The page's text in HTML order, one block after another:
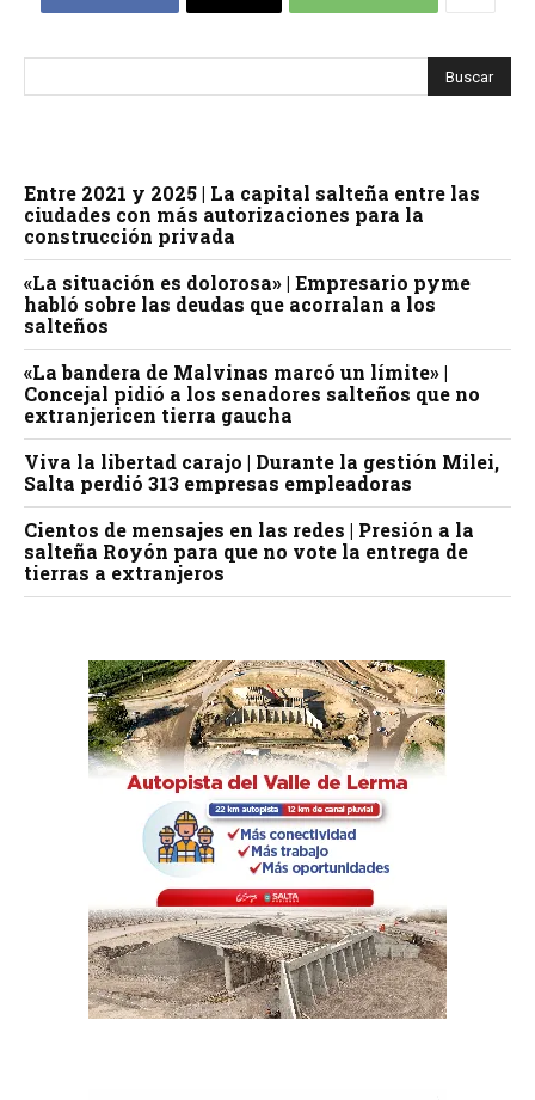
Entre 2021 y 2025 | La capital salteña entre las
ciudades con más autorizaciones para la
construcción privada
«La situación es dolorosa» | Empresario pyme
habló sobre las deudas que acorralan a los
salteños
«La bandera de Malvinas marcó un límite» |
Concejal pidió a los senadores salteños que no
extranjericen tierra gaucha
Viva la libertad carajo | Durante la gestión Milei,
Salta perdió 313 empresas empleadoras
Cientos de mensajes en las redes | Presión a la
salteña Royón para que no vote la entrega de
tierras a extranjeros